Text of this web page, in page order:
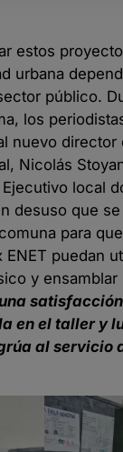
estos
urbana
público.
los
nuevo director
Nicolás
local
desuso que
para
puedan
y ensamblar
en el taller y
al servicio